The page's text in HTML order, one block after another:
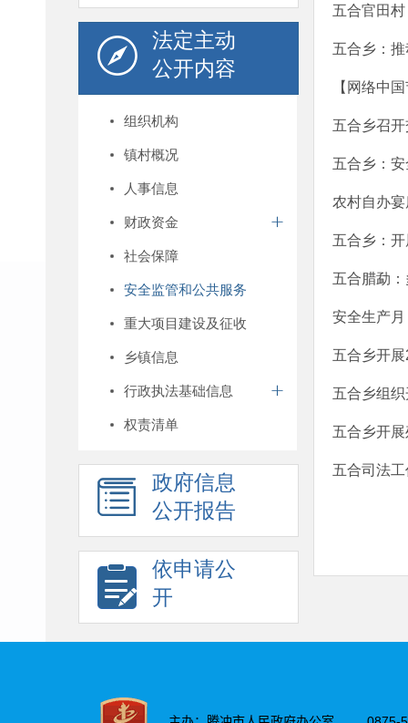
法定主动
公开内容
组织机构
镇村概况
人事信息
财政资金
社会保障
安全监管和公共服务
重大项目建设及征收
乡镇信息
行政执法基础信息
权责清单
政府信息
公开报告
依申请公
开
五合官田
五合乡：
【网络中
五合乡召
五合乡：安
农村自办
五合乡：
五合腊勐
安全生产
五合乡开
五合乡组
五合乡开
五合司法